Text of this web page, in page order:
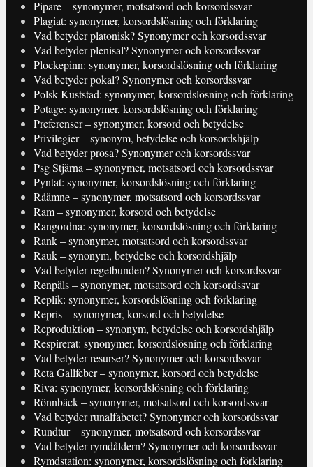
Pipare – synonymer, motsatsord och korsordssvar
Plagiat: synonymer, korsordslösning och förklaring
Vad betyder platonisk? Synonymer och korsordssvar
Vad betyder plenisal? Synonymer och korsordssvar
Plockepinn: synonymer, korsordslösning och förklaring
Vad betyder pokal? Synonymer och korsordssvar
Polsk Kuststad: synonymer, korsordslösning och förklaring
Potage: synonymer, korsordslösning och förklaring
Preferenser – synonymer, korsord och betydelse
Privilegier – synonym, betydelse och korsordshjälp
Vad betyder prosa? Synonymer och korsordssvar
Psg Stjärna – synonymer, motsatsord och korsordssvar
Pyntat: synonymer, korsordslösning och förklaring
Råämne – synonymer, motsatsord och korsordssvar
Ram – synonymer, korsord och betydelse
Rangordna: synonymer, korsordslösning och förklaring
Rank – synonymer, motsatsord och korsordssvar
Rauk – synonym, betydelse och korsordshjälp
Vad betyder regelbunden? Synonymer och korsordssvar
Renpäls – synonymer, motsatsord och korsordssvar
Replik: synonymer, korsordslösning och förklaring
Repris – synonymer, korsord och betydelse
Reproduktion – synonym, betydelse och korsordshjälp
Respirerat: synonymer, korsordslösning och förklaring
Vad betyder resurser? Synonymer och korsordssvar
Reta Gallfeber – synonymer, korsord och betydelse
Riva: synonymer, korsordslösning och förklaring
Rönnbäck – synonymer, motsatsord och korsordssvar
Vad betyder runalfabetet? Synonymer och korsordssvar
Rundtur – synonymer, motsatsord och korsordssvar
Vad betyder rymdåldern? Synonymer och korsordssvar
Rymdstation: synonymer, korsordslösning och förklaring